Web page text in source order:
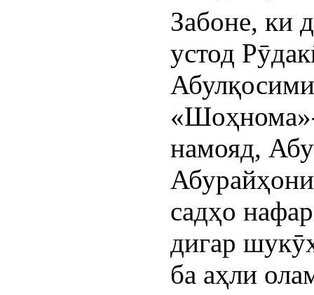
Забоне, ки
устод
намояд,
садҳо
дигар
ба аҳли